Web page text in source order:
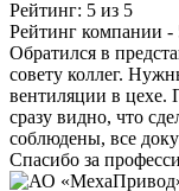
Рейтинг: 5 из 5
Рейтинг компании -
Обратился в
совету коллег.
вентиляции в цехе.
сразу видно, что
соблюдены, все
Спасибо за